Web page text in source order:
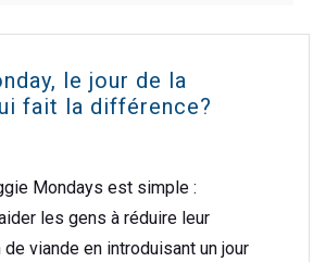
le jour de la
fait la différence?
Mondays est simple :
les gens à réduire leur
viande en introduisant un jour